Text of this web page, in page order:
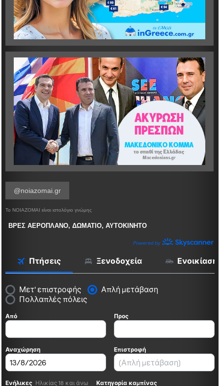
@noiazomai.gr
Το ΝΟΙΑΖΟΜΑΙ είναι ιστολόγιο γνώμης
ΒΡΕΣ ΑΕΡΟΠΛΑΝΟ, ΔΩΜΑΤΙΟ, ΑΥΤΟΚΙΝΗΤΟ